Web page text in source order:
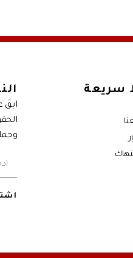
سريعة
ابقَ